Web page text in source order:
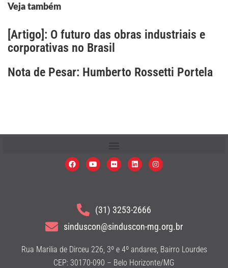
Veja também
[Artigo]: O futuro das obras industriais e
corporativas no Brasil
Nota de Pesar: Humberto Rossetti Portela
(31) 3253-2666
sinduscon@sinduscon-mg.org.br
Rua Marilia de Dirceu 226, 3º e 4º andares, Bairro Lourdes
CEP: 30170-090 – Belo Horizonte/MG